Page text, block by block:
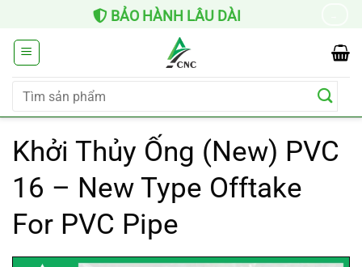
dung
BẢO HÀNH LÂU DÀI
Tìm
Khởi Thủy Ống (New) PVC
16 – New Type Offtake
For PVC Pipe